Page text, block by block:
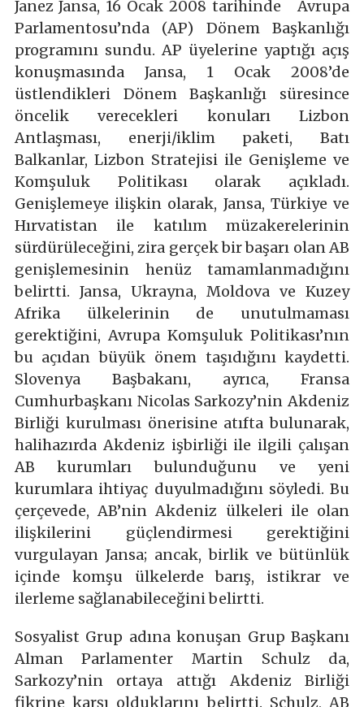
Janez Jansa, 16 Ocak 2008 tarihinde Avrupa
Parlamentosu’nda (AP) Dönem Başkanlığı
programını sundu. AP üyelerine yaptığı açış
konuşmasında Jansa, 1 Ocak 2008’de
üstlendikleri Dönem Başkanlığı süresince
öncelik verecekleri konuları Lizbon
Antlaşması, enerji/iklim paketi, Batı
Balkanlar, Lizbon Stratejisi ile Genişleme ve
Komşuluk Politikası olarak açıkladı.
Genişlemeye ilişkin olarak, Jansa, Türkiye ve
Hırvatistan ile katılım müzakerelerinin
sürdürüleceğini, zira gerçek bir başarı olan AB
genişlemesinin henüz tamamlanmadığını
belirtti. Jansa, Ukrayna, Moldova ve Kuzey
Afrika ülkelerinin de unutulmaması
gerektiğini, Avrupa Komşuluk Politikası’nın
bu açıdan büyük önem taşıdığını kaydetti.
Slovenya Başbakanı, ayrıca, Fransa
Cumhurbaşkanı Nicolas Sarkozy’nin Akdeniz
Birliği kurulması önerisine atıfta bulunarak,
halihazırda Akdeniz işbirliği ile ilgili çalışan
AB kurumları bulunduğunu ve yeni
kurumlara ihtiyaç duyulmadığını söyledi. Bu
çerçevede, AB’nin Akdeniz ülkeleri ile olan
ilişkilerini güçlendirmesi gerektiğini
vurgulayan Jansa; ancak, birlik ve bütünlük
içinde komşu ülkelerde barış, istikrar ve
ilerleme sağlanabileceğini belirtti.
Sosyalist Grup adına konuşan Grup Başkanı
Alman Parlamenter Martin Schulz da,
Sarkozy’nin ortaya attığı Akdeniz Birliği
fikrine karşı olduklarını belirtti. Schulz, AB